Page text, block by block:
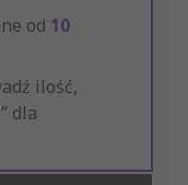
od 10
ilość,
dla